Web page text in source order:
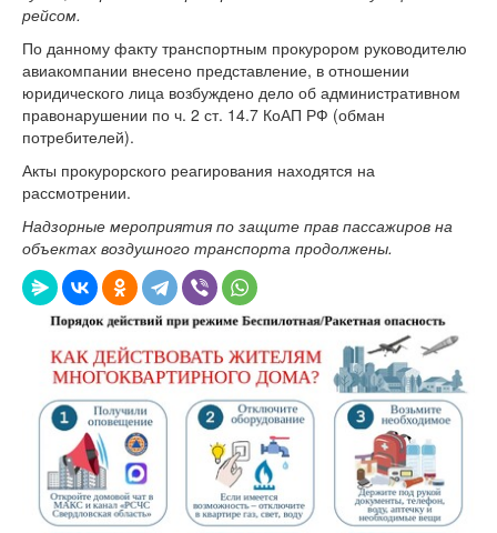
рейсом.
По данному факту транспортным прокурором руководителю
авиакомпании внесено представление, в отношении
юридического лица возбуждено дело об административном
правонарушении по ч. 2 ст. 14.7 КоАП РФ (обман
потребителей).
Акты прокурорского реагирования находятся на
рассмотрении.
Надзорные мероприятия по защите прав пассажиров на
объектах воздушного транспорта продолжены.